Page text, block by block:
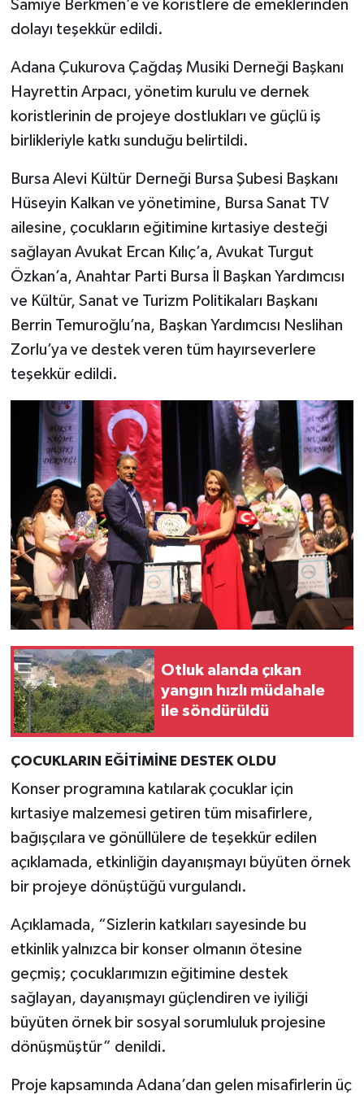
Samiye Berkmen’e ve koristlere de emeklerinden
dolayı teşekkür edildi.
Adana Çukurova Çağdaş Musiki Derneği Başkanı
Hayrettin Arpacı, yönetim kurulu ve dernek
koristlerinin de projeye dostlukları ve güçlü iş
birlikleriyle katkı sunduğu belirtildi.
Bursa Alevi Kültür Derneği Bursa Şubesi Başkanı
Hüseyin Kalkan ve yönetimine, Bursa Sanat TV
ailesine, çocukların eğitimine kırtasiye desteği
sağlayan Avukat Ercan Kılıç’a, Avukat Turgut
Özkan’a, Anahtar Parti Bursa İl Başkan Yardımcısı
ve Kültür, Sanat ve Turizm Politikaları Başkanı
Berrin Temuroğlu’na, Başkan Yardımcısı Neslihan
Zorlu’ya ve destek veren tüm hayırseverlere
teşekkür edildi.
Otluk alanda çıkan
yangın hızlı müdahale
ile söndürüldü
ÇOCUKLARIN EĞİTİMİNE DESTEK OLDU
Konser programına katılarak çocuklar için
kırtasiye malzemesi getiren tüm misafirlere,
bağışçılara ve gönüllülere de teşekkür edilen
açıklamada, etkinliğin dayanışmayı büyüten örnek
bir projeye dönüştüğü vurgulandı.
Açıklamada, “Sizlerin katkıları sayesinde bu
etkinlik yalnızca bir konser olmanın ötesine
geçmiş; çocuklarımızın eğitimine destek
sağlayan, dayanışmayı güçlendiren ve iyiliği
büyüten örnek bir sosyal sorumluluk projesine
dönüşmüştür” denildi.
Proje kapsamında Adana’dan gelen misafirlerin üç